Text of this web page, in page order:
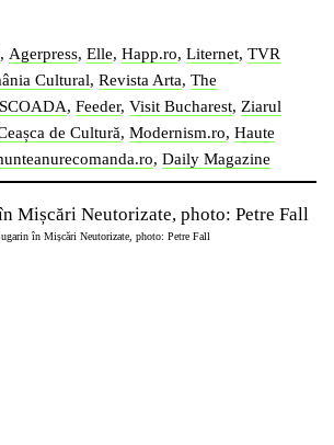
, Agerpress, Elle, Happ.ro, Liternet, TVR
Cultural, Revista Arta, The
, Feeder, Visit Bucharest, Ziarul
de Cultură, Modernism.ro, Haute
, Daily Magazine
în Mișcări Neutorizate, photo: Petre Fall